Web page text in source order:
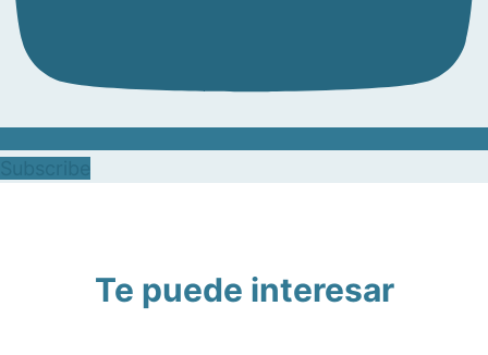
Te puede interesar